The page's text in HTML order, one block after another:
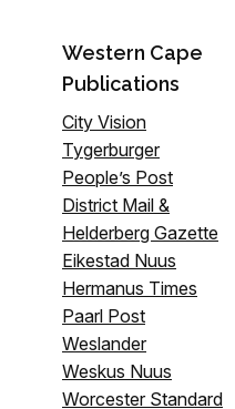
Western Cape
Publications
City Vision
Tygerburger
People’s Post
District Mail &
Helderberg Gazette
Eikestad Nuus
Hermanus Times
Paarl Post
Weslander
Weskus Nuus
Worcester Standard